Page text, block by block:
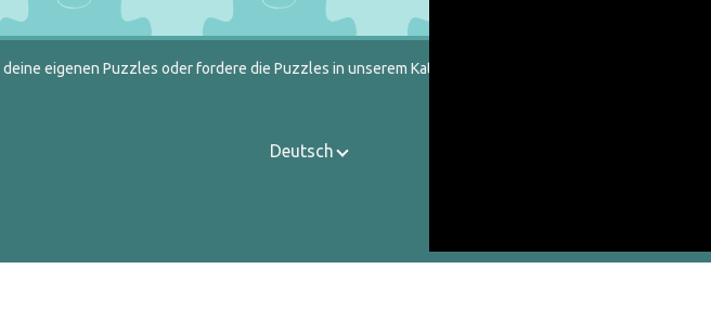
eigenen Puzzles oder fordere die Puzzles in unserem Katalog heraus.
Deutsch